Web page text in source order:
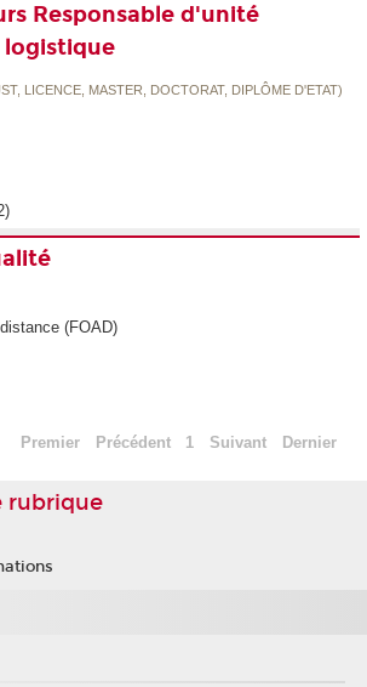
Responsable d'unité
LICENCE, MASTER, DOCTORAT, DIPLÔME D'ETAT)
(FOAD)
Premier Précédent 1 Suivant Dernier
rubrique